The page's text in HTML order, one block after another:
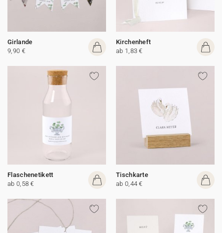
Girlande
9,90 €
Kirchenheft
ab 1,83 €
Flaschenetikett
ab 0,58 €
Tischkarte
ab 0,44 €